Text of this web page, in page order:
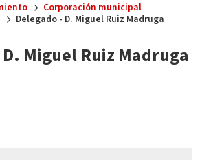
Corporación municipal
Delegado - D. Miguel Ruiz Madruga
Miguel Ruiz Madruga